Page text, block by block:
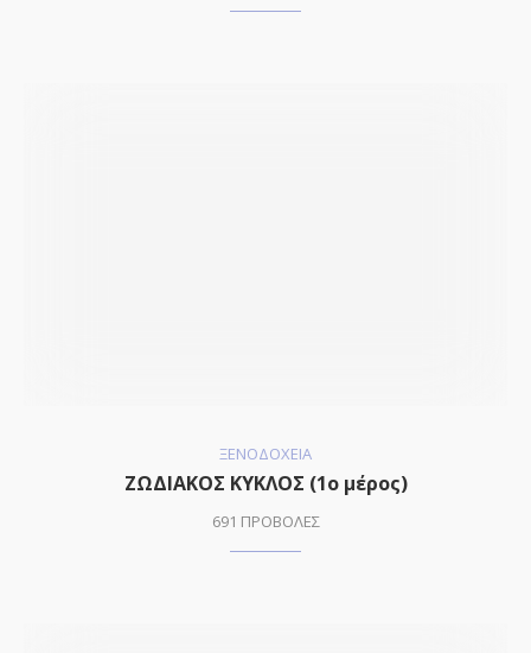
ΞΕΝΟΔΟΧΕΙΑ
ΖΩΔΙΑΚΟΣ ΚΥΚΛΟΣ (1o μέρος)
691 ΠΡΟΒΟΛΕΣ